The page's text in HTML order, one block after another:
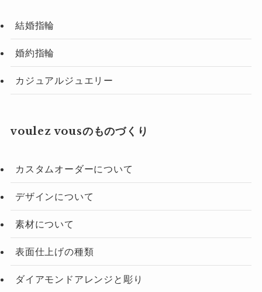
結婚指輪
婚約指輪
カジュアルジュエリー
voulez vousのものづくり
カスタムオーダーについて
デザインについて
素材について
表面仕上げの種類
ダイアモンドアレンジと彫り